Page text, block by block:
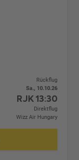
Rückflug
Sa., 10.10.26
RJK13:30
Direktflug
Wizz Air Hungary